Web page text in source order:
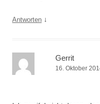
Antworten ↓
Gerrit
16. Oktober